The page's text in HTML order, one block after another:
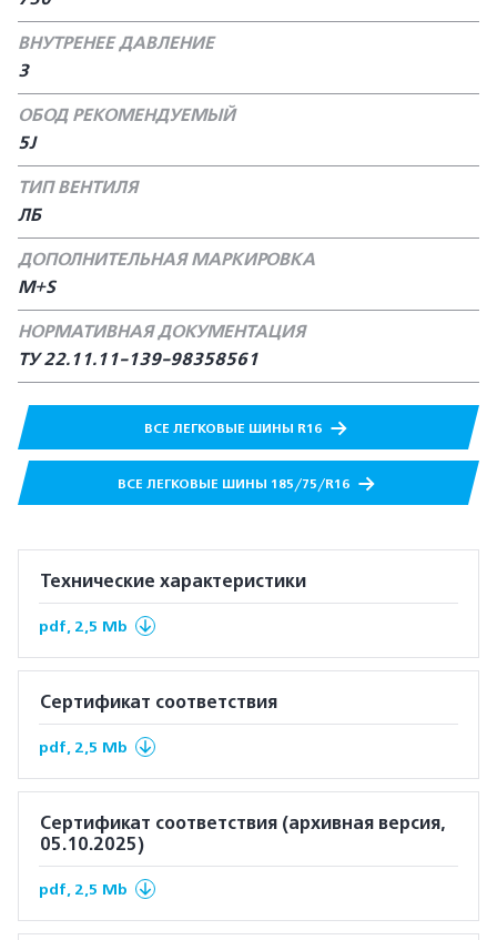
ВНУТРЕНЕЕ ДАВЛЕНИЕ
3
ОБОД РЕКОМЕНДУЕМЫЙ
5J
ТИП ВЕНТИЛЯ
ЛБ
ДОПОЛНИТЕЛЬНАЯ МАРКИРОВКА
M+S
НОРМАТИВНАЯ ДОКУМЕНТАЦИЯ
ТУ 22.11.11-139-98358561
ВСЕ ЛЕГКОВЫЕ ШИНЫ R16
ВСЕ ЛЕГКОВЫЕ ШИНЫ 185/75/R16
Технические характеристики
pdf, 2,5 Mb
Сертификат соответствия
pdf, 2,5 Mb
Сертификат соответствия (архивная версия,
05.10.2025)
pdf, 2,5 Mb